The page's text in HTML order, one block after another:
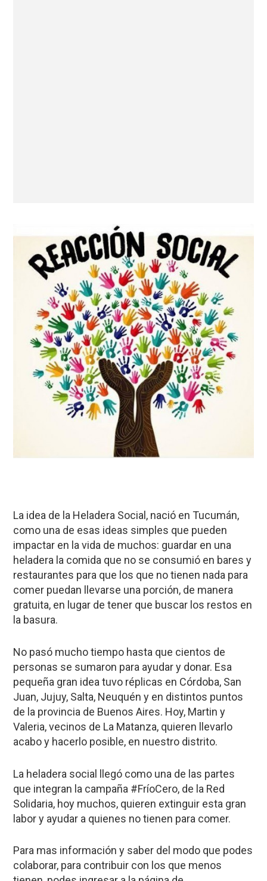
La idea de la Heladera Social, nació en Tucumán,
como una de esas ideas simples que pueden
impactar en la vida de muchos: guardar en una
heladera la comida que no se consumió en bares y
restaurantes para que los que no tienen nada para
comer puedan llevarse una porción, de manera
gratuita, en lugar de tener que buscar los restos en
la basura.
No pasó mucho tiempo hasta que cientos de
personas se sumaron para ayudar y donar. Esa
pequeña gran idea tuvo réplicas en Córdoba, San
Juan, Jujuy, Salta, Neuquén y en distintos puntos
de la provincia de Buenos Aires. Hoy, Martin y
Valeria, vecinos de La Matanza, quieren llevarlo
acabo y hacerlo posible, en nuestro distrito.
La heladera social llegó como una de las partes
que integran la campaña #FríoCero, de la Red
Solidaria, hoy muchos, quieren extinguir esta gran
labor y ayudar a quienes no tienen para comer.
Para mas información y saber del modo que podes
colaborar, para contribuir con los que menos